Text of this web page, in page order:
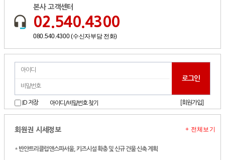
본사 고객센터
02.540.4300
080.540.4300 (수신자부담 전화)
ID 저장 아이디/비밀번호 찾기 [회원가입]
회원권 시세정보
* 반얀트리클럽앤스파서울, 키즈시설 확충 및 신규 건물 신축 계획
+ 전체보기